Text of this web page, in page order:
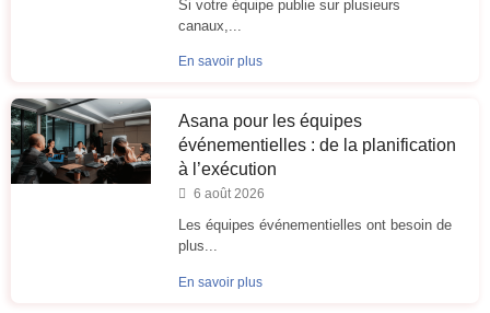
Si votre équipe publie sur plusieurs
canaux,...
En savoir plus
Asana pour les équipes
événementielles : de la planification
à l’exécution
6 août 2026
Les équipes événementielles ont besoin de
plus...
En savoir plus